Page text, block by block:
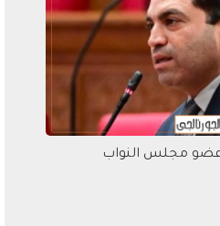
مجلس النواب